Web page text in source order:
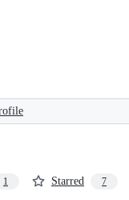
1 Starred 7